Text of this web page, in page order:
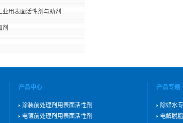
业用表面活性剂与助剂
剂
产品中心
涂装前处理剂用表面活性剂
电镀前处理剂用表面活性剂
产品专题
除蜡水
电解脱